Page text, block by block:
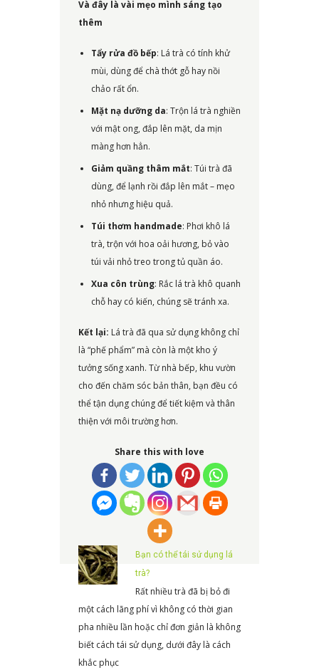
Và đây là vài mẹo mình sáng tạo
thêm
Tẩy rửa đồ bếp: Lá trà có tính khử
mùi, dùng để chà thớt gỗ hay nồi
chảo rất ổn.
Mặt nạ dưỡng da: Trộn lá trà nghiền
với mật ong, đắp lên mặt, da mịn
màng hơn hẳn.
Giảm quầng thâm mắt: Túi trà đã
dùng, để lạnh rồi đắp lên mắt – mẹo
nhỏ nhưng hiệu quả.
Túi thơm handmade: Phơi khô lá
trà, trộn với hoa oải hương, bỏ vào
túi vải nhỏ treo trong tủ quần áo.
Xua côn trùng: Rắc lá trà khô quanh
chỗ hay có kiến, chúng sẽ tránh xa.
Kết lại: Lá trà đã qua sử dụng không chỉ
là “phế phẩm” mà còn là một kho ý
tưởng sống xanh. Từ nhà bếp, khu vườn
cho đến chăm sóc bản thân, bạn đều có
thể tận dụng chúng để tiết kiệm và thân
thiện với môi trường hơn.
Share this with love
Bạn có thể tái sử dụng lá
trà?
Rất nhiều trà đã bị bỏ đi
một cách lãng phí vì không có thời gian
pha nhiều lần hoặc chỉ đơn giản là không
biết cách tái sử dụng, dưới đây là cách
khắc phục